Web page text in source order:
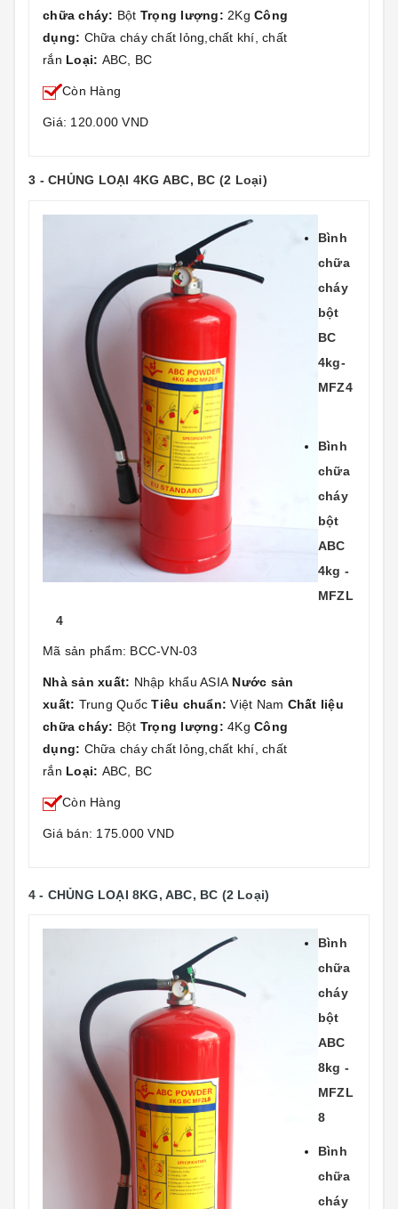
chữa cháy: Bột Trọng lượng: 2Kg Công
dụng: Chữa cháy chất lỏng,chất khí, chất
rắn Loại: ABC, BC
Còn Hàng
Giá: 120.000 VND
3 - CHỦNG LOẠI 4KG ABC, BC (2 Loại)
Bình
chữa
cháy
bột
BC
4kg-
MFZ4
Bình
chữa
cháy
bột
ABC
4kg -
MFZL
4
Mã sản phẩm: BCC-VN-03
Nhà sản xuất: Nhập khẩu ASIA Nước sản
xuất: Trung QuốcTiêu chuẩn: Việt Nam Chất liệu
chữa cháy: Bột Trọng lượng: 4Kg Công
dụng: Chữa cháy chất lỏng,chất khí, chất
rắn Loại: ABC, BC
Còn Hàng
Giá bán: 175.000 VND
4 - CHỦNG LOẠI 8KG, ABC, BC (2 Loại)
Bình
chữa
cháy
bột
ABC
8kg -
MFZL
8
Bình
chữa
cháy